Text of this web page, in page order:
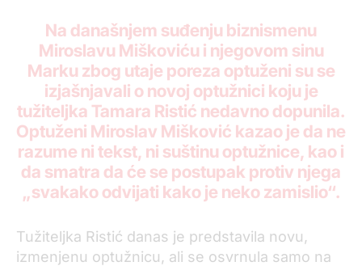
Na današnjem suđenju biznismenu
Miroslavu Miškoviću i njegovom sinu
Marku zbog utaje poreza optuženi su se
izjašnjavali o novoj optužnici koju je
tužiteljka Tamara Ristić nedavno dopunila.
Optuženi Miroslav Mišković kazao je da ne
razume ni tekst, ni suštinu optužnice, kao i
da smatra da će se postupak protiv njega
„svakako odvijati kako je neko zamislio“.
Tužiteljka Ristić danas je predstavila novu,
izmenjenu optužnicu, ali se osvrnula samo na